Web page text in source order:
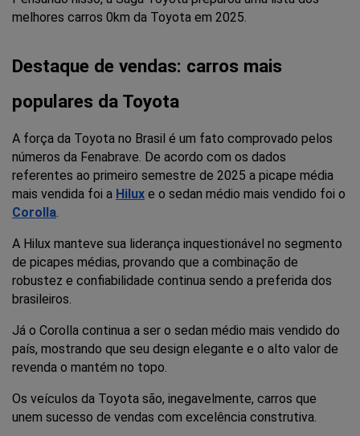
melhores carros 0km da Toyota em 2025.
Destaque de vendas: carros mais
populares da Toyota
A força da Toyota no Brasil é um fato comprovado pelos
números da Fenabrave. De acordo com os dados
referentes ao primeiro semestre de 2025 a picape média
mais vendida foi a Hilux
Corolla.
A Hilux manteve sua liderança inquestionável no segmento
de picapes médias, provando que a combinação de
robustez e confiabilidade continua sendo a preferida dos
brasileiros.
Já o Corolla continua a ser o sedan médio mais vendido do
país, mostrando que seu design elegante e o alto valor de
revenda o mantém no topo.
Os veículos da Toyota são, inegavelmente, carros que
unem sucesso de vendas com excelência construtiva.